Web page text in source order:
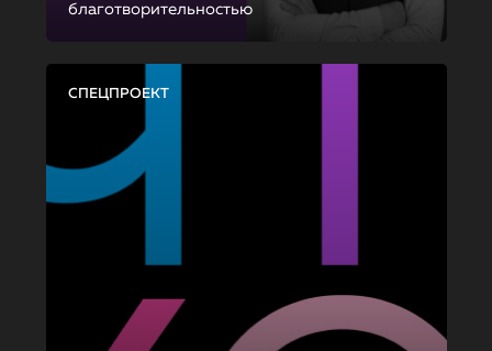
благотворительностью
СПЕЦПРОЕКТ